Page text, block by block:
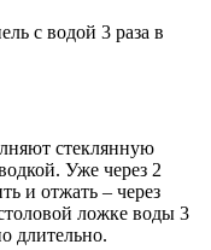
с водой 3 раза в
стеклянную
Уже через 2
и отжать – через
ложке воды 3
длительно.